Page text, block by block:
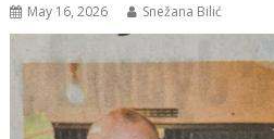
May 16, 2026 Snežana Bilić